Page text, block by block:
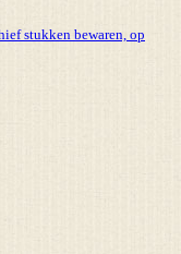
stukken bewaren, op